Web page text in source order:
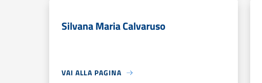
Silvana Maria Calvaruso
VAI ALLA PAGINA